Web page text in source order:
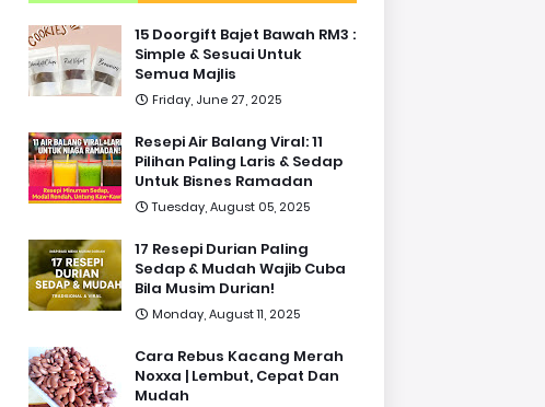
15 Doorgift Bajet Bawah RM3 :
Simple & Sesuai Untuk
Semua Majlis
Friday, June 27, 2025
Resepi Air Balang Viral: 11
Pilihan Paling Laris & Sedap
Untuk Bisnes Ramadan
Tuesday, August 05, 2025
17 Resepi Durian Paling
Sedap & Mudah Wajib Cuba
Bila Musim Durian!
Monday, August 11, 2025
Cara Rebus Kacang Merah
Noxxa | Lembut, Cepat Dan
Mudah